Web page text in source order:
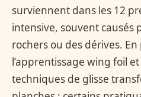
surviennent dans les 12
intensive, souvent causés
rochers ou des dérives.
l’apprentissage wing foil
techniques de glisse